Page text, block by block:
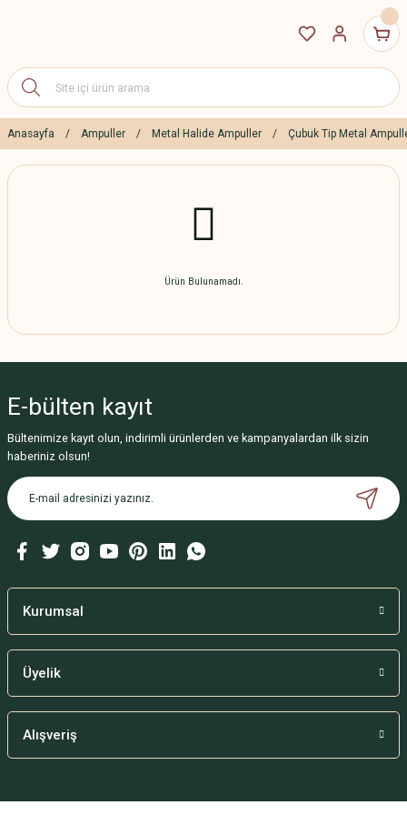
Anasayfa Ampuller Metal Halide Ampuller Çubuk Tip Metal
Ürün Bulunamadı.
E-bülten kayıt
Bültenimize kayıt olun, indirimli ürünlerden ve kampanyalardan ilk sizin
haberiniz olsun!
Kurumsal
Üyelik
Alışveriş